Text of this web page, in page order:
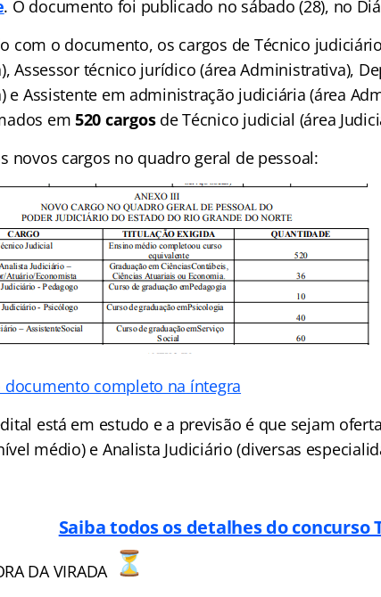
. O documento foi publicado no sábado (28), no
com o documento, os cargos de Técnico
Assessor técnico jurídico (área Administrativa),
e Assistente em administração judiciária (área
em520 cargosde Técnico judicial (área
novos cargos no quadro geral de pessoal:
documento completo na íntegra
está em estudo e a previsão é que sejam
médio) e Analista Judiciário (diversas
Saiba todos os detalhes do concurso
DA VIRADA